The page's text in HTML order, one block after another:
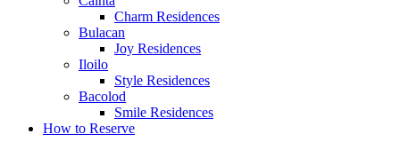
Charm Residences
Bulacan
Joy Residences
Iloilo
Style Residences
Bacolod
Smile Residences
How to Reserve